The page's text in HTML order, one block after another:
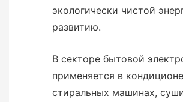
экологически чистой
развитию.
В секторе бытовой
применяется в
стиральных машинах,